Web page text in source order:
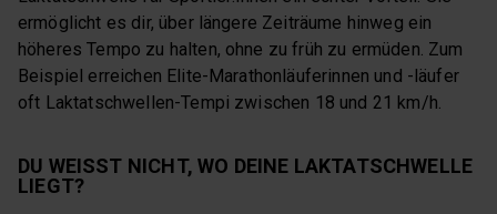
ermöglicht es dir, über längere Zeiträume hinweg ein
höheres Tempo zu halten, ohne zu früh zu ermüden. Zum
Beispiel erreichen Elite-Marathonläuferinnen und -läufer
oft Laktatschwellen-Tempi zwischen 18 und 21 km/h.
DU WEISST NICHT, WO DEINE LAKTATSCHWELLE L
IEGT?